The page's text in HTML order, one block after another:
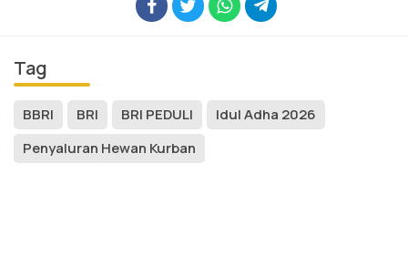
Tag
BBRI BRI BRI PEDULI
Idul Adha 2026
Penyaluran Hewan Kurban